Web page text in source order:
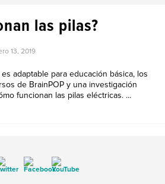
las pilas?
13, 2019
adaptable para educación básica, los
de BrainPOP y una investigación
funcionan las pilas eléctricas. ...